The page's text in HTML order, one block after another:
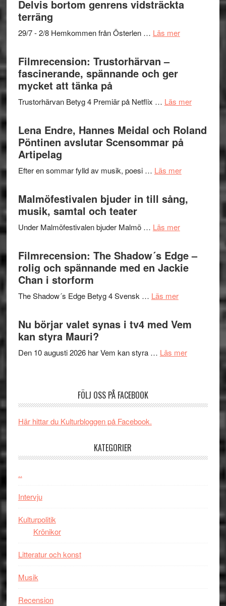
Dana
gräset
en
hjärtevarm
Delvis bortom genrens vidsträckta
terräng
29/7 - 2/8 Hemkommen från Österlen … Läs merom
–
Delvis
bortom
terräng
Filmrecension: Trustorhärvan –
fascinerande, spännande och ger
mycket att tänka på
Trustorhärvan Betyg 4 Premiär på Netflix … Läs merom
–
Lena Endre, Hannes Meidal och Roland
Pöntinen avslutar Scensommar på
Artipelag
Efter en sommar fylld av musik, poesi … Läs merom
Hannes
Pöntinen
avslutar
Malmöfestivalen bjuder in till sång,
musik, samtal och teater
Under Malmöfestivalen bjuder Malmö … Läs merom
in
till
och
Filmrecension: The Shadow´s Edge –
rolig och spännande med en Jackie
Chan i storform
The Shadow´s Edge Betyg 4 Svensk … Läs merom
Filmrecension:
Shadow
Edge
spännande
Nu börjar valet synas i tv4 med Vem
kan styra Mauri?
Den 10 augusti 2026 har Vem kan styra … Läs merom
kan
FÖLJ OSS PÅ FACEBOOK
Här hittar du Kulturbloggen på Facebook.
KATEGORIER
..
Intervju
Kulturpolitik
Krönikor
Litteratur och konst
Musik
Recension